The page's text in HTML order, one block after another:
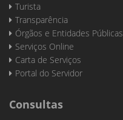
Turista
Transparência
Órgãos e Entidades Públicas
Serviços Online
Carta de Serviços
Portal do Servidor
Consultas